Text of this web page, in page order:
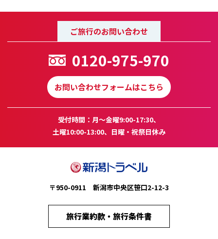
ご旅行のお問い合わせ
0120-975-970
お問い合わせフォームはこちら
受付時間：月～金曜9:00-17:30、
土曜10:00-13:00、日曜・祝祭日休み
〒950-0911 新潟市中央区笹口2-12-3
旅行業約款・旅行条件書